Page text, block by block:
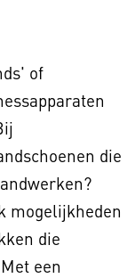
of
die
mogelijkheden
die
een